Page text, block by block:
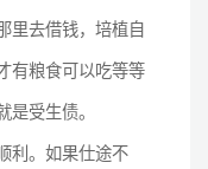
里去借钱，培植自
有粮食可以吃等等
受生债。
。如果仕途不